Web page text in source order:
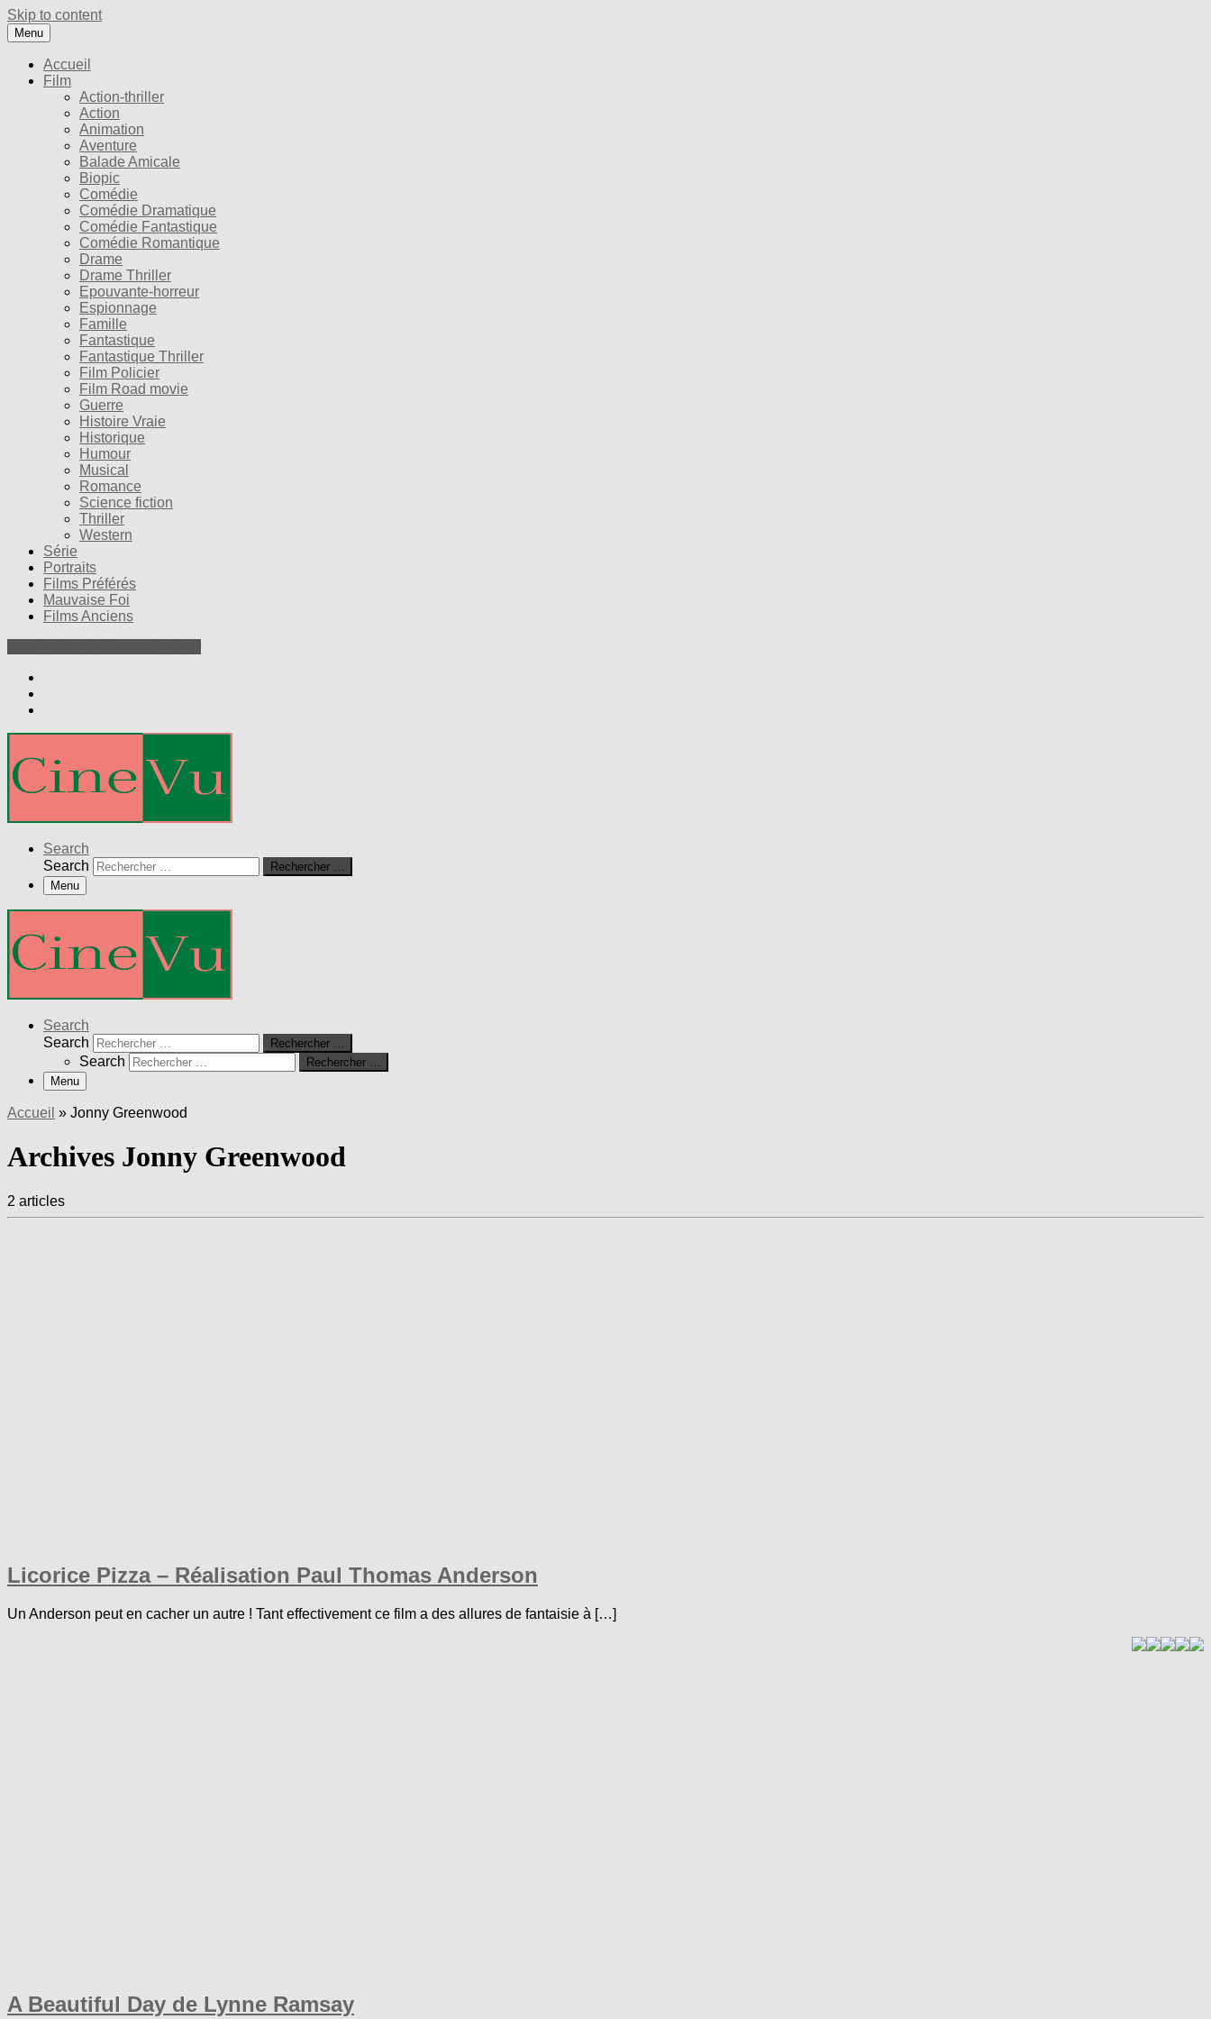
Skip to content
Menu
Accueil
Film
Action-thriller
Action
Animation
Aventure
Balade Amicale
Biopic
Comédie
Comédie Dramatique
Comédie Fantastique
Comédie Romantique
Drame
Drame Thriller
Epouvante-horreur
Espionnage
Famille
Fantastique
Fantastique Thriller
Film Policier
Film Road movie
Guerre
Histoire Vraie
Historique
Humour
Musical
Romance
Science fiction
Thriller
Western
Série
Portraits
Films Préférés
Mauvaise Foi
Films Anciens
Search
Search
Rechercher …
Menu
Search
Search
Rechercher …
Search
Rechercher …
Menu
Accueil » Jonny Greenwood
Archives Jonny Greenwood
2 articles
Licorice Pizza – Réalisation Paul Thomas Anderson
Un Anderson peut en cacher un autre ! Tant effectivement ce film a des allures de fantaisie à […]
A Beautiful Day de Lynne Ramsay